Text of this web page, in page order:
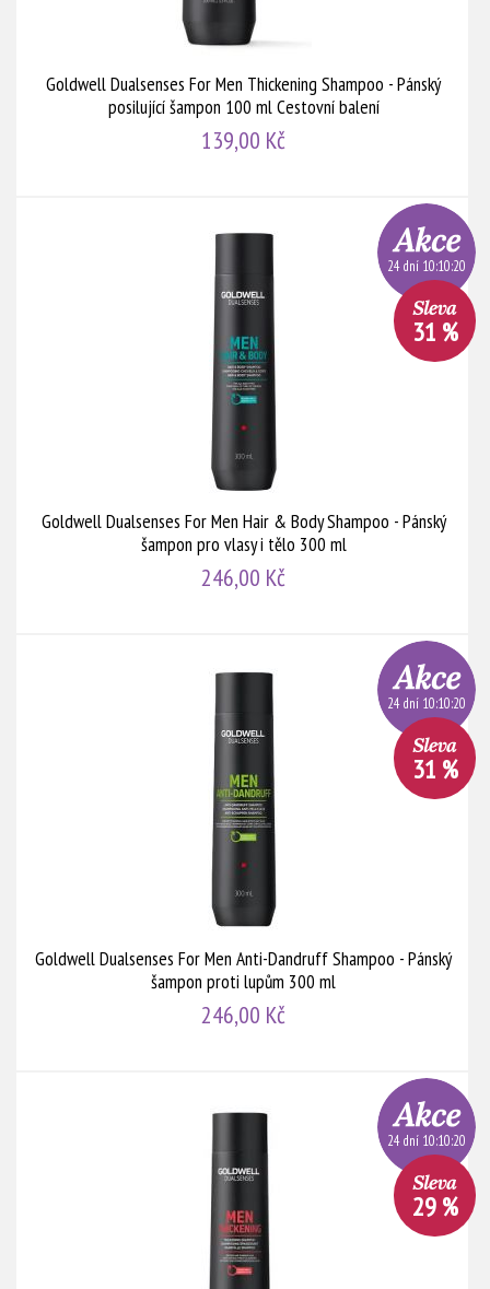
Goldwell Dualsenses For Men Thickening Shampoo - Pánský
posilující šampon 100 ml Cestovní balení
139,00 Kč
Goldwell Dualsenses For Men Hair & Body Shampoo - Pánský
šampon pro vlasy i tělo 300 ml
246,00 Kč
24 dní 10:10:20
31 %
Goldwell Dualsenses For Men Anti-Dandruff Shampoo - Pánský
šampon proti lupům 300 ml
246,00 Kč
24 dní 10:10:20
31 %
24 dní 10:10:20
29 %